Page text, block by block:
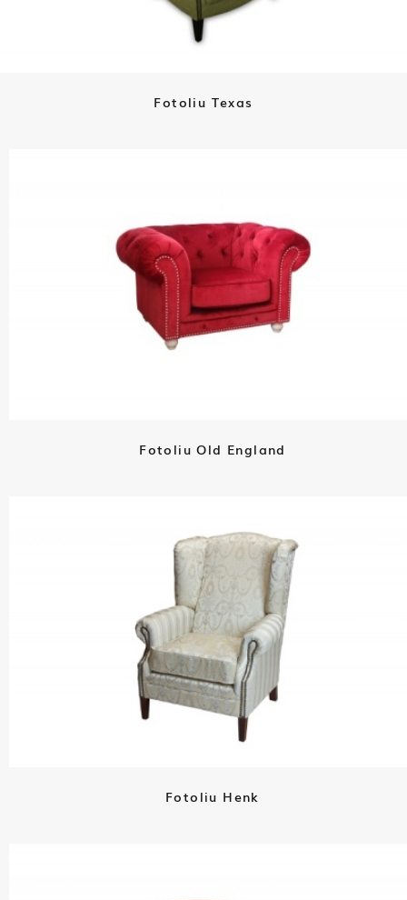
Fotoliu Texas
Fotoliu Old England
Fotoliu Henk